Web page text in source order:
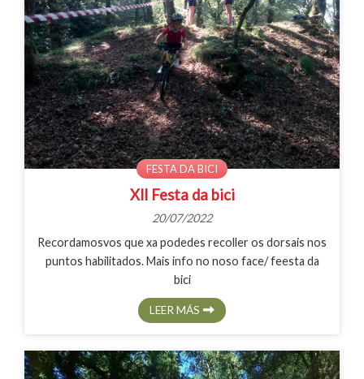
Xll Festa da bici
20/07/2022
FESTA DA BICI
Recordamosvos que xa podedes recoller os dorsais nos
puntos habilitados. Mais info no noso face/ feesta da
bici
LEER MÁS